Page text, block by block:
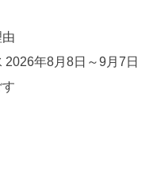
2026年8月8日～9月7日